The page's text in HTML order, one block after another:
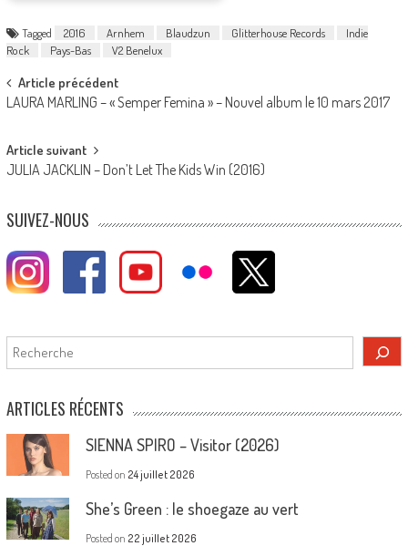
Tagged 2016 Arnhem Blaudzun Glitterhouse Records
Indie
Rock
Pays-Bas V2 Benelux
Post
navigation
Article précédent
LAURA MARLING – « Semper Femina » – Nouvel album le 10 mars 2017
Article suivant
JULIA JACKLIN – Don’t Let The Kids Win (2016)
SUIVEZ-NOUS
Rechercher
ARTICLES RÉCENTS
SIENNA SPIRO – Visitor (2026)
Posted on 24 juillet 2026
She’s Green : le shoegaze au vert
Posted on 22 juillet 2026